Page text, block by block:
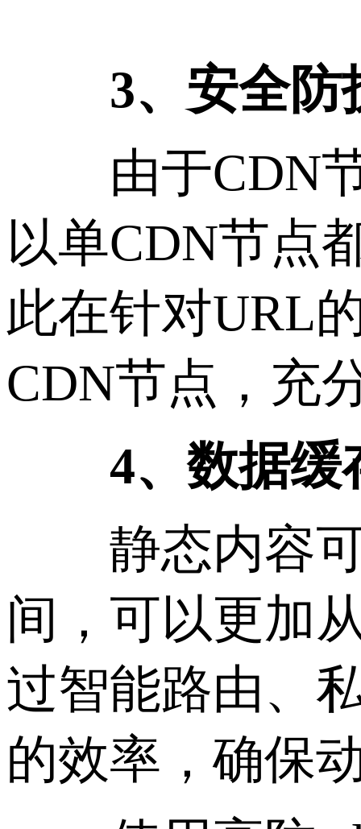
3、安全防
由于CDN节
以单CDN节点
此在针对URL
CDN节点，充
4、数据缓
静态内容可
间，可以更加
过智能路由、
的效率，确保